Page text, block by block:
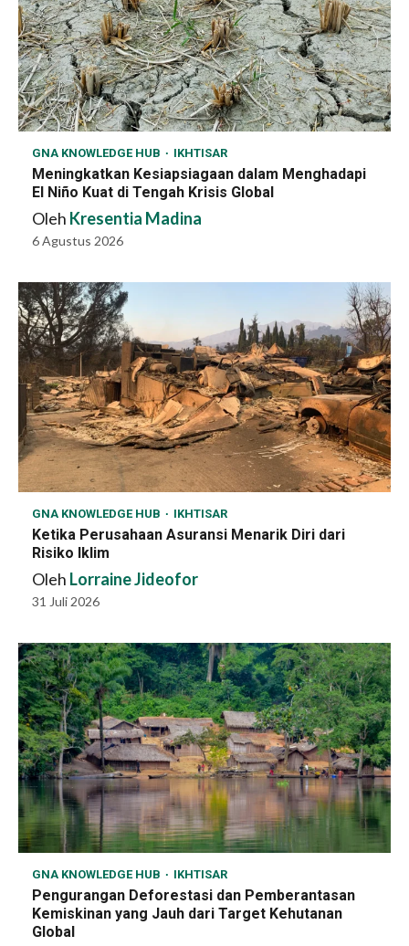
GNA KNOWLEDGE HUB IKHTISAR
Meningkatkan Kesiapsiagaan dalam Menghadapi
El Niño Kuat di Tengah Krisis Global
Oleh Kresentia Madina
6 Agustus 2026
GNA KNOWLEDGE HUB IKHTISAR
Ketika Perusahaan Asuransi Menarik Diri dari
Risiko Iklim
Oleh Lorraine Jideofor
31 Juli 2026
GNA KNOWLEDGE HUB IKHTISAR
Pengurangan Deforestasi dan Pemberantasan
Kemiskinan yang Jauh dari Target Kehutanan
Global